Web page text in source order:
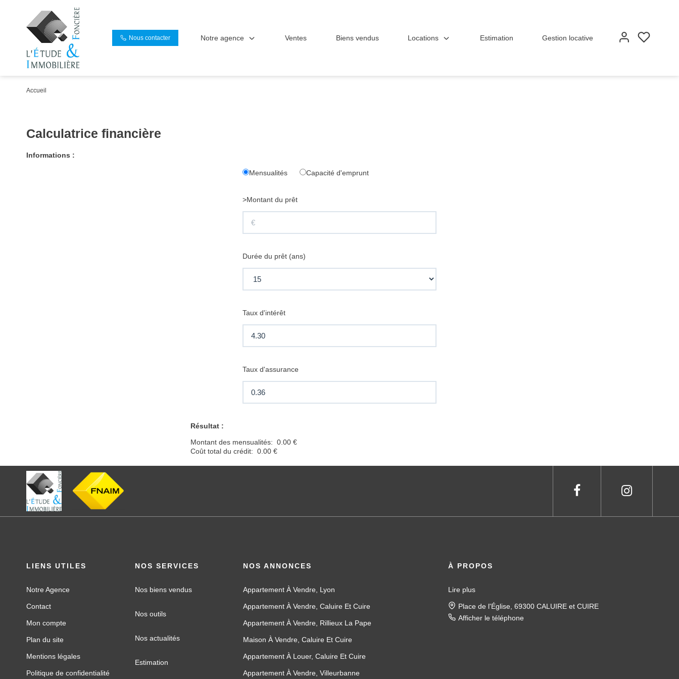
Nous contacter Notre agence Ventes Biens vendus Locations Estimation Gestion locative
Accueil
Calculatrice financière
Informations :
Mensualités Capacité d'emprunt
>Montant du prêt
Durée du prêt (ans)
Taux d'intérêt
Taux d'assurance
Résultat :
Montant des mensualités: 0.00 €
Coût total du crédit: 0.00 €
LIENS UTILES
Notre Agence
Contact
Mon compte
Plan du site
Mentions légales
Politique de confidentialité
NOS SERVICES
Nos biens vendus
Nos outils
Nos actualités
Estimation
NOS ANNONCES
Appartement À Vendre, Lyon
Appartement À Vendre, Caluire Et Cuire
Appartement À Vendre, Rillieux La Pape
Maison À Vendre, Caluire Et Cuire
Appartement À Louer, Caluire Et Cuire
Appartement À Vendre, Villeurbanne
À PROPOS
Lire plus
Place de l'Église, 69300 CALUIRE et CUIRE
Afficher le téléphone